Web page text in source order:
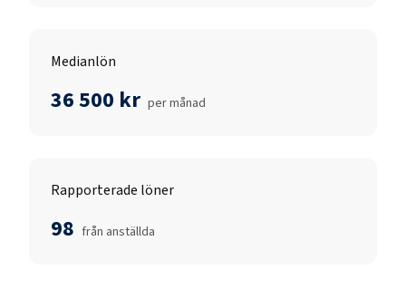
Medianlön
36 500 kr per månad
Rapporterade löner
98 från anställda